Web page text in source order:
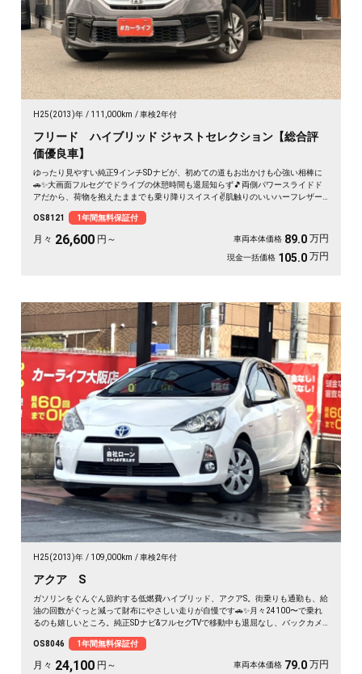
H25(2013)年 111,000km 車検2年付
フリード ハイブリッド ジャストセレクション【総合評
価優良車】
ゆったり見やすい純正9インチSDナビが、初めての道もお出かけも心強い相棒に
🚗✨大画面フルセグでドライブの休憩時間も退屈知らず🎵両側パワースライドド
アだから、荷物を抱えたままでも乗り降りスイスイ✌️肌触りのいいハーフレザー
品なハイブリッド。走りも家計もやさしい一台を、安心の《1年保証付》でどう
ぞ😊
OS8121 1年間無料保証付
月々 26,600 円～ 車両本体価格 89.0 万円
現金一括価格 105.0 万円
H25(2013)年 109,000km 車検2年付
アクア S
ガソリンをぐんぐん節約する低燃費ハイブリッド、アクアS。街乗りも通勤も、給
油の回数がぐっと減って財布にやさしい走りが自慢です🚗✨月々24100〜で乗れ
るのも嬉しいところ。純正SDナビ&フルセグTVで移動中も退屈なし、バックカメ
速スイスイ。仕事帰りの買い物も休日ドライブも快適にこなす一台です🎵毎日の
相棒にぴったりですよ😊《1年保証付》
OS8046 1年間無料保証付
月々 24,100 円～ 車両本体価格 79.0 万円